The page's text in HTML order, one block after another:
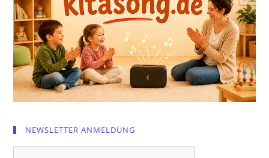
NEWSLETTER ANMELDUNG